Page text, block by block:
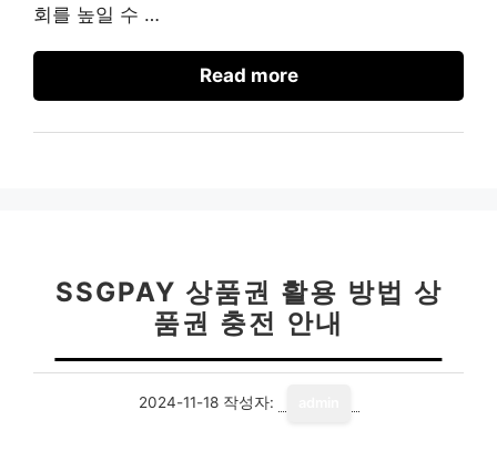
회를 높일 수 …
Read more
SSGPAY 상품권 활용 방법 상
품권 충전 안내
2024-11-18 작성자: